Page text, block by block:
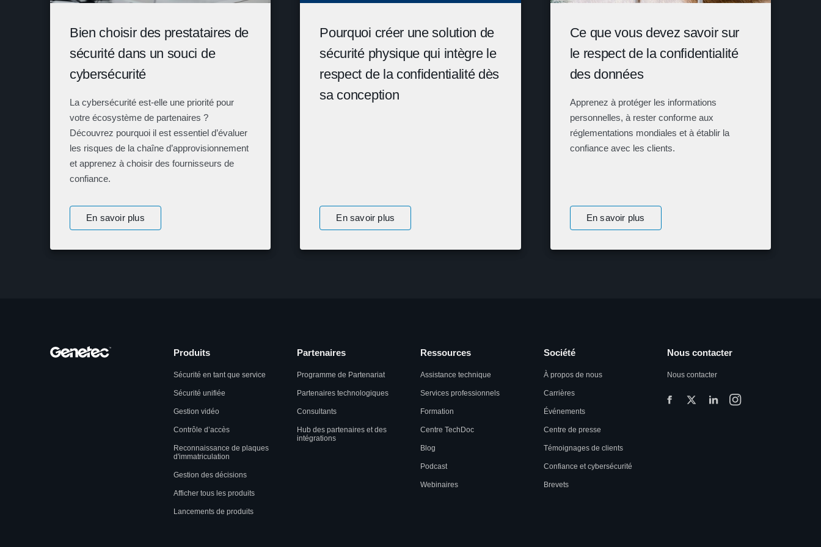
Bien choisir des prestataires de
sécurité dans un souci de
cybersécurité
La cybersécurité est-elle une priorité pour
votre écosystème de partenaires ?
Découvrez pourquoi il est essentiel d’évaluer
les risques de la chaîne d’approvisionnement
et apprenez à choisir des fournisseurs de
confiance.
En savoir plus
Pourquoi créer une solution de
sécurité physique qui intègre le
respect de la confidentialité dès
sa conception
En savoir plus
Ce que vous devez savoir sur
le respect de la confidentialité
des données
Apprenez à protéger les informations
personnelles, à rester conforme aux
réglementations mondiales et à établir la
confiance avec les clients.
En savoir plus
Produits
Sécurité en tant que service
Sécurité unifiée
Gestion vidéo
Contrôle d’accès
Reconnaissance de plaques
d'immatriculation
Gestion des décisions
Afficher tous les produits
Lancements de produits
Partenaires
Programme de Partenariat
Partenaires technologiques
Consultants
Hub des partenaires et des
intégrations
Ressources
Assistance technique
Services professionnels
Formation
Centre TechDoc
Blog
Podcast
Webinaires
Société
À propos de nous
Carrières
Événements
Centre de presse
Témoignages de clients
Confiance et cybersécurité
Brevets
Nous contacter
Nous contacter